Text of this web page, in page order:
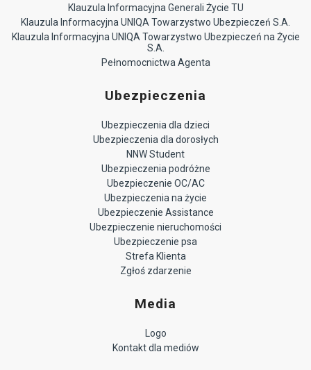
Klauzula Informacyjna Generali Życie TU
Klauzula Informacyjna UNIQA Towarzystwo Ubezpieczeń S.A.
Klauzula Informacyjna UNIQA Towarzystwo Ubezpieczeń na Życie
S.A.
Pełnomocnictwa Agenta
Ubezpieczenia
Ubezpieczenia dla dzieci
Ubezpieczenia dla dorosłych
NNW Student
Ubezpieczenia podróżne
Ubezpieczenie OC/AC
Ubezpieczenia na życie
Ubezpieczenie Assistance
Ubezpieczenie nieruchomości
Ubezpieczenie psa
Strefa Klienta
Zgłoś zdarzenie
Media
Logo
Kontakt dla mediów